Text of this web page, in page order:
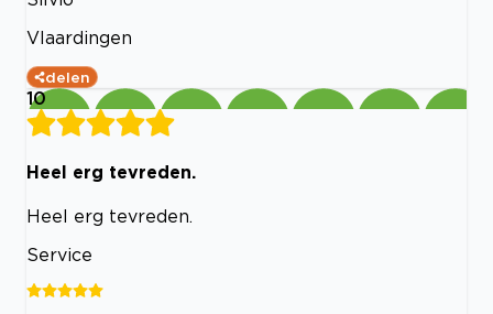
Vlaardingen
delen
10
Heel erg tevreden.
Heel erg tevreden.
Service